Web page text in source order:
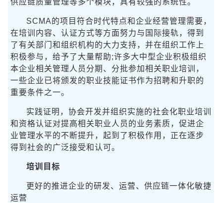
供应链质量管理等多个模块，具有较强的系统性。
SCMA的项目符合时代特点和企业经营管理需要，
在培训内容、认证方式等方面努力与国际接轨，得到
了有关部门和组织机构的大力支持，并在组织工作上
积极参与，给予了大量帮助;许多大中型企业积极组织
本企业相关管理人员分期、分批参加相关职业培训，
一些企业已将颁发的职业技能证书作为招聘和升职的
重要条件之一。
实践证明，协会开发并组织实施的社会化职业培训
和资格认证对提高相关职业人员的业务素质，促进企
业管理水平的不断提升，起到了积极作用，正在逐步
得到社会的广泛接受和认可。
培训目标
更好的推进企业的研发、运营、供应链一体化敏捷
运营